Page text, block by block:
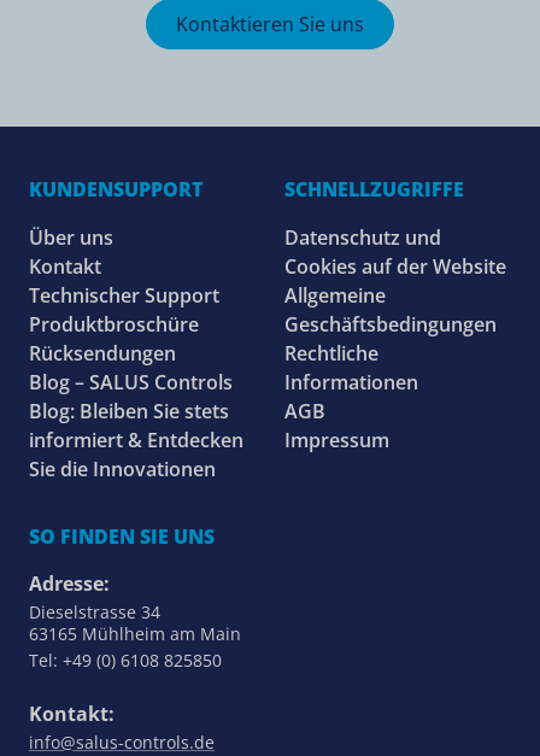
Kontaktieren Sie uns
KUNDENSUPPORT
Über uns
Kontakt
Technischer Support
Produktbroschüre
Rücksendungen
Blog – SALUS Controls
Blog: Bleiben Sie stets
informiert & Entdecken
Sie die Innovationen
SCHNELLZUGRIFFE
Datenschutz und
Cookies auf der Website
Allgemeine
Geschäftsbedingungen
Rechtliche
Informationen
AGB
Impressum
SO FINDEN SIE UNS
Adresse:
Dieselstrasse 34
63165 Mühlheim am Main
Tel: +49 (0) 6108 825850
Kontakt:
info@salus-controls.de